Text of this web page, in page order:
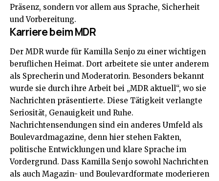
Präsenz, sondern vor allem aus Sprache, Sicherheit
und Vorbereitung.
Karriere beim MDR
Der MDR wurde für Kamilla Senjo zu einer wichtigen
beruflichen Heimat. Dort arbeitete sie unter anderem
als Sprecherin und Moderatorin. Besonders bekannt
wurde sie durch ihre Arbeit bei „MDR aktuell“, wo sie
Nachrichten präsentierte. Diese Tätigkeit verlangte
Seriosität, Genauigkeit und Ruhe.
Nachrichtensendungen sind ein anderes Umfeld als
Boulevardmagazine, denn hier stehen Fakten,
politische Entwicklungen und klare Sprache im
Vordergrund. Dass Kamilla Senjo sowohl Nachrichten
als auch Magazin- und Boulevardformate moderieren